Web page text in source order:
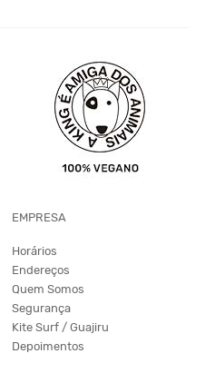
EMPRESA
Horários
Endereços
Quem Somos
Segurança
Kite Surf / Guajiru
Depoimentos